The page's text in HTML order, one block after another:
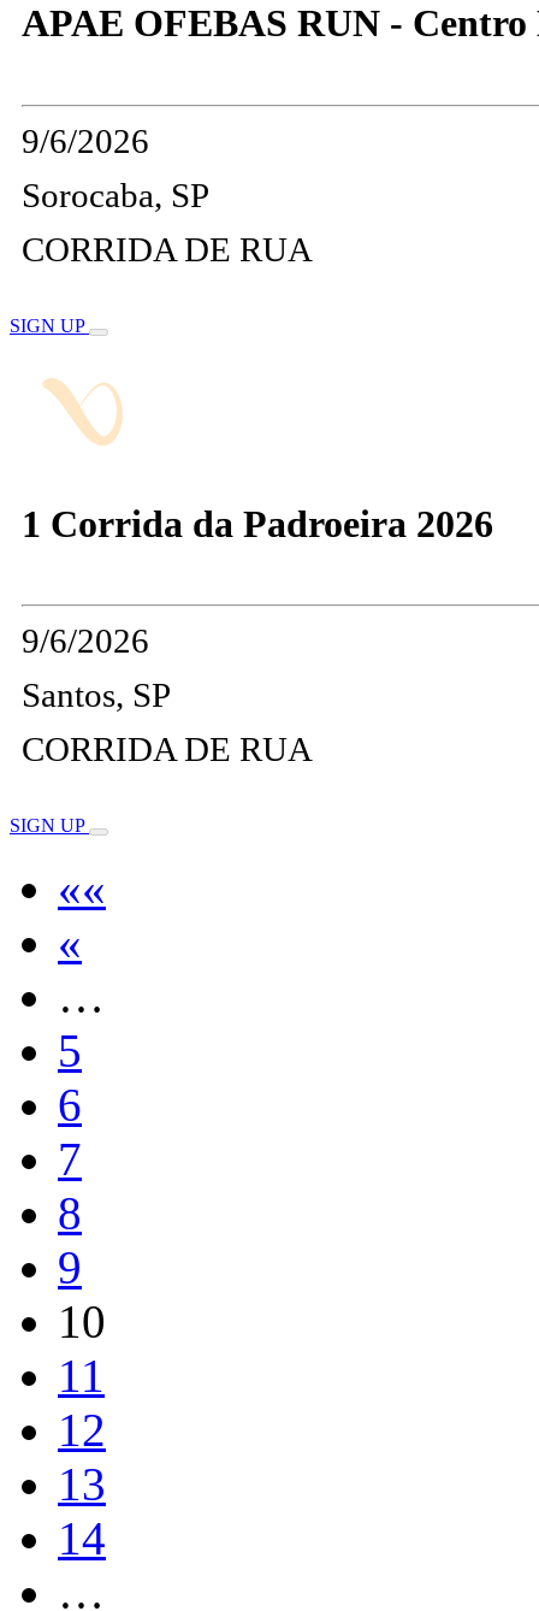
APAE OFEBAS RUN - Centro
9/6/2026
Sorocaba, SP
CORRIDA DE RUA
SIGN UP
1 Corrida da Padroeira 2026
9/6/2026
Santos, SP
CORRIDA DE RUA
SIGN UP
««
«
…
5
6
7
8
9
10
11
12
13
14
…